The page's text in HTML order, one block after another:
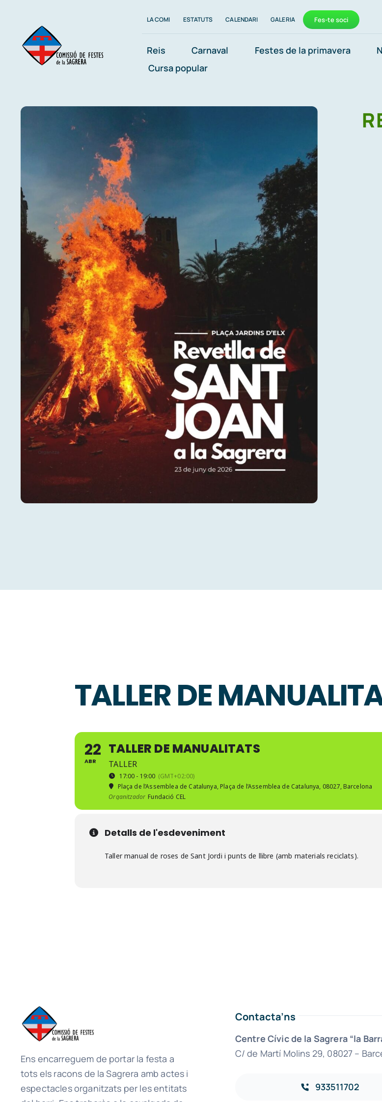
content
LA COMI ESTATUTS CALENDARI GALERIA Fes-te soci
Reis Carnaval Festes de la primavera
Cursa popular
TALLER DE
22
ABR
TALLER DE MANUALITATS
TALLER
17:00 - 19:00 (GMT+02:00)
Plaça de l’Assemblea de Catalunya, Plaça de l’Assemblea de Catalunya, 08027, Barcelona
Organitzador Fundació CEL
Detalls de l'esdeveniment
Taller manual de roses de Sant Jordi i punts de llibre (amb materials reciclats).
Ens encarreguem de portar la festa a
tots els racons de la Sagrera amb actes i
espectacles organitzats per les entitats
Contacta’ns
Centre Cívic de la Sagrera “la
C/ de Martí Molins 29, 08027 –
933511702